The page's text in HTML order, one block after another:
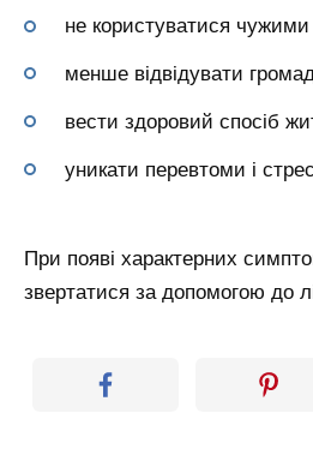
не користуватися
менше відвідувати
вести здоровий спосіб
уникати перевтоми і
При появі характерних
звертатися за допомогою до